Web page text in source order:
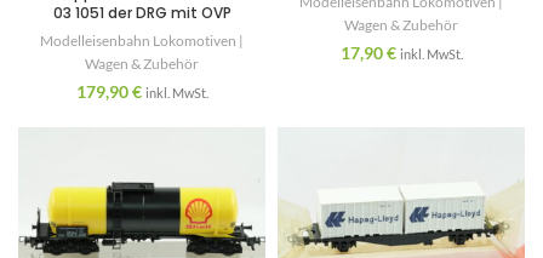
03 1051 der DRG mit OVP
Modelleisenbahn Lokomotiven |
Wagen & Zubehör
179,90€ inkl. MwSt.
Wagen & Zubehör
17,90€ inkl. MwSt.